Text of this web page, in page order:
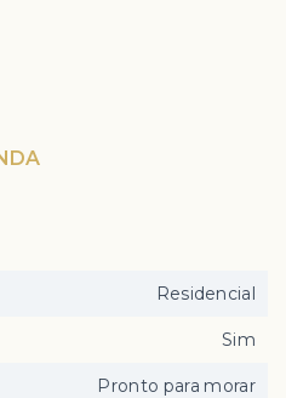
Residencial
Sim
Pronto para morar